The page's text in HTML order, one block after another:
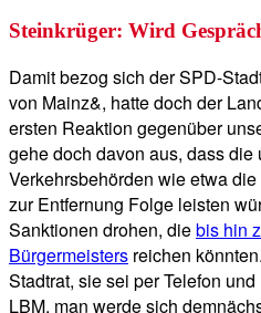
Steinkrüger: Wird
Damit bezog sich der SPD-
von Mainz&, hatte doch der
ersten Reaktion gegenüber
gehe doch davon aus, dass die
Verkehrsbehörden wie etwa
zur Entfernung Folge leisten
Sanktionen drohen, diebis hin
Bürgermeisters reichen
Stadtrat, sie sei per Telefon
LBM, man werde sich